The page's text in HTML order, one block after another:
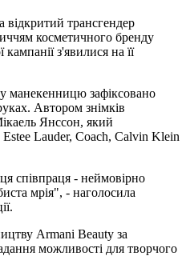
відкритий трансгендер
косметичного бренду
з'явилися на її
манекенницю зафіксовано
Автором знімків
Янссон, який
Estee Lauder, Coach, Calvin Klein
співпраця - неймовірно
мрія", - наголосила
Armani Beauty за
можливості для творчого